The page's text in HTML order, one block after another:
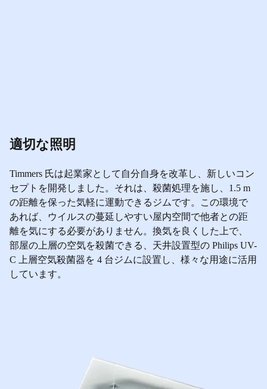
適切な照明
Timmers 氏は起業家として自分自身を改革し、新しいコン
セプトを開発しました。それは、殺菌処理を施し、1.5 m
の距離を保った気軽に運動できるジムです。この環境で
あれば、ウイルスの蔓延しやすい屋内空間で他者との距
離を気にする必要がありません。換気を良くした上で、
部屋の上層の空気を殺菌できる、天井設置型の Philips UV-
C 上層空気殺菌器を 4 台ジムに設置し、様々な用途に活用
しています。